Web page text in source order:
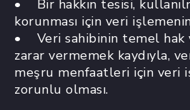
• Bir hakkın tesisi,
korunması için veri
• Veri sahibinin temel hak
zarar vermemek kaydıyla,
meşru menfaatleri için veri
zorunlu olması.